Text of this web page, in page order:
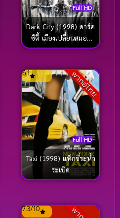
Full HD
Dark City (1998) ดาร์ค
ซิตี้ เมืองเปลี่ยนสมอง
มนุษย์ผิดคน
พากย์ไทย
Full HD
6.1
Taxi (1998) แท็กซี่ระห่ำ
ระเบิด
7.3/10